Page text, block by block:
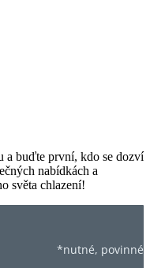
a buďte první, kdo se dozví
nabídkách a
světa chlazení!
*nutné, povinné